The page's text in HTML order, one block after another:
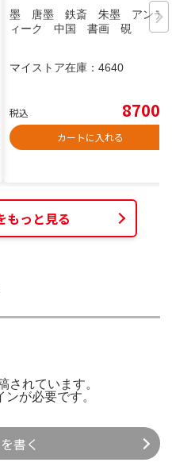
墨 唐墨 鉄斎 朱墨 アンテ
ィーク 中国 書画 硯
マイストア在庫： 4640
税込 8700
カートに入れる
もっと見る
されています。
ンが必要です。
書く